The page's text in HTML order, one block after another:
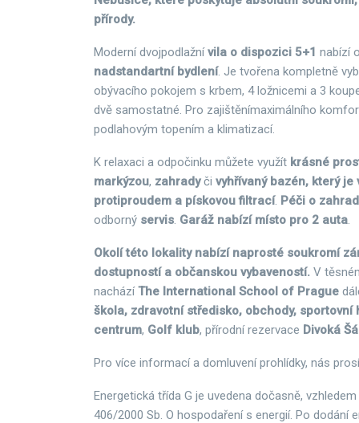
přírody.
Moderní dvojpodlažnívila o dispozici 5+1 nabízí
nadstandartní bydlení. Je tvořena kompletně
obývacího pokojem s krbem, 4 ložnicemi a 3
dvě samostatné. Pro zajištěnímaximálního
podlahovým topením a klimatizací.
K relaxaci a odpočinku můžete využít krásné
markýzou, zahradyči vyhřívaný bazén, který je
protiproudem a pískovou filtrací. Péči o
odborný servis. Garáž nabízí místo pro 2 auta.
Okolí této lokality nabízí naprosté soukromí
dostupností a občanskou vybaveností. V
nacházíThe International School of Prague
škola, zdravotní středisko, obchody, sportovní
centrum, Golf klub, přírodní rezervace Divoká
Pro více informací a domluvení prohlídky, nás
Energetická třída G je uvedena dočasně,
406/2000 Sb. O hospodaření s energií. Po dodání